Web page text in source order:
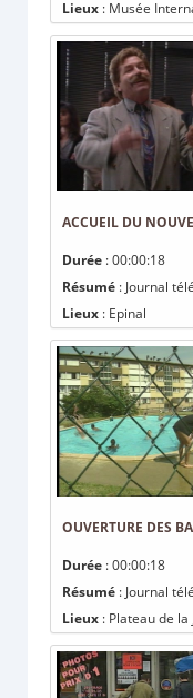
Lieux : Musée
ACCUEIL DU
Durée : 00:00:18
Résumé : Journal
Lieux : Epinal
OUVERTURE DES
Durée : 00:00:18
Résumé : Journal
Lieux : Plateau de